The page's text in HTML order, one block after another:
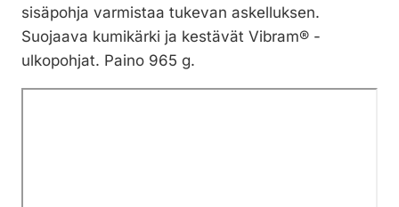
sisäpohja varmistaa tukevan askelluksen.
Suojaava kumikärki ja kestävät Vibram® -
ulkopohjat. Paino 965 g.